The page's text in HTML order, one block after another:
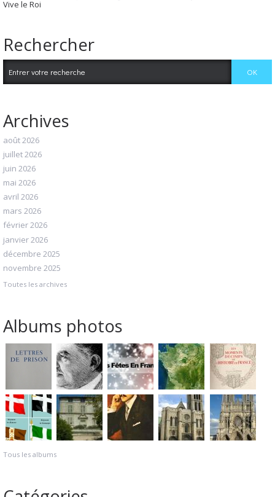
Vive le Roi
Rechercher
Archives
août 2026
juillet 2026
juin 2026
mai 2026
avril 2026
mars 2026
février 2026
janvier 2026
décembre 2025
novembre 2025
Toutes les archives
Albums photos
Tous les albums